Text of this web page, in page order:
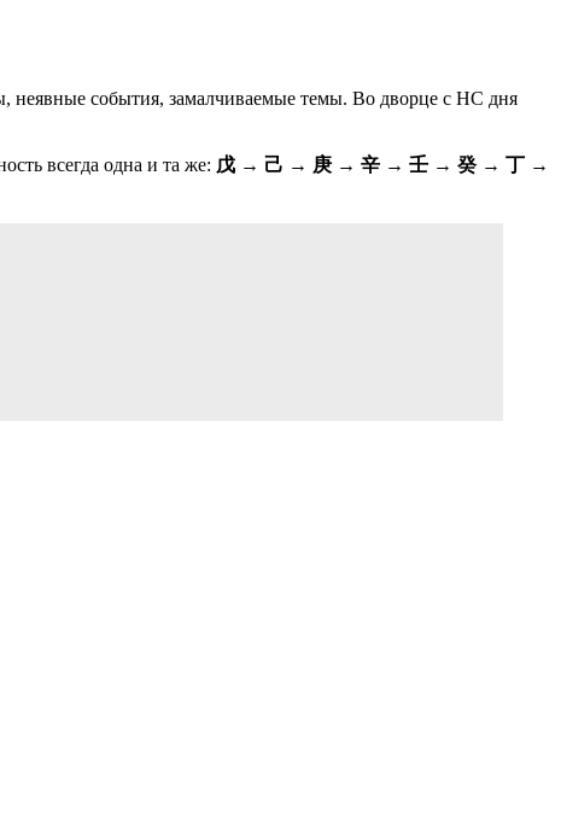
неявные события, замалчиваемые темы. Во дворце с НС дня
всегда одна и та же: 戊 → 己 → 庚 → 辛 → 壬 → 癸 → 丁 →